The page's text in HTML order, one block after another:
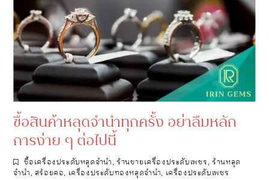
ซื้อสินค้าหลุดจำนำทุกครั้ง อย่าลืมหลัก
การง่าย ๆ ต่อไปนี้
ซื้อเครื่องประดับหลุดจำนำ,ร้านขายเครื่องประดับเพชร,ร้านหลุด
จำนำ, สร้อยคอ, เครื่องประดับทองหลุดจำนำ, เครื่องประดับเพชร